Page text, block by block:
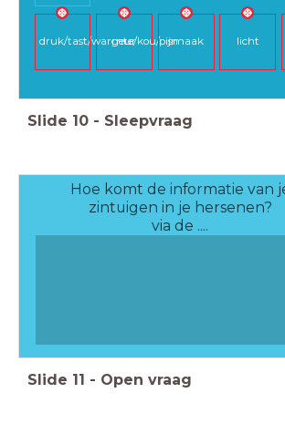
licht
geur
druk/tast/warmte/kou/pijnsmaak
Slide 10 - Sleepvraag
Hoe komt de informatie van
zintuigen in je hersenen?
via de ....
Slide 11 - Open vraag